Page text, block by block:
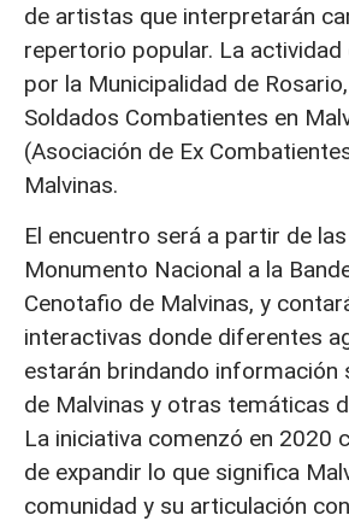
de artistas que interpretarán
repertorio popular. La actividad
por la Municipalidad de
Soldados Combatientes en
(Asociación de Ex
Malvinas.
El encuentro será a partir de
Monumento Nacional a la
Cenotafio de Malvinas, y
interactivas donde diferentes
estarán brindando información
de Malvinas y otras temáticas
La iniciativa comenzó en 2020
de expandir lo que significa
comunidad y su articulación